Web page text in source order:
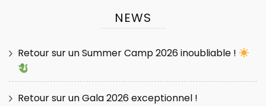
NEWS
Retour sur un Summer Camp 2026 inoubliable !
Retour sur un Gala 2026 exceptionnel !